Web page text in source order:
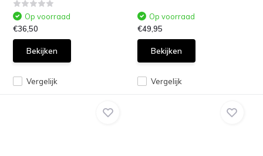
Vergelijk
Op voorraad
€36,50
Bekijken
Vergelijk
Op voorraad
€49,95
Bekijken